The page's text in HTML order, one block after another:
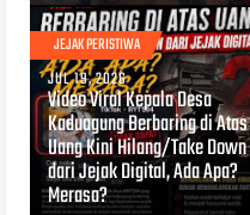
JEJAK PERISTIWA
JUL 19, 2026
Video Viral Kepala Desa
Kaduagung Berbaring di Atas
Uang Kini Hilang/Take Down
dari Jejak Digital, Ada Apa?
Merasa?